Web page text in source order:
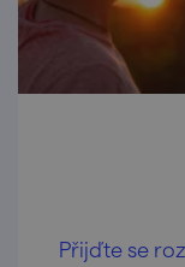
Přijďte se